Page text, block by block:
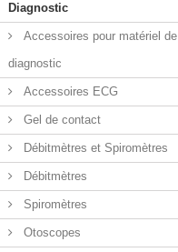
Diagnostic
Accessoires pour matériel de
diagnostic
Accessoires ECG
Gel de contact
Débitmètres et Spiromètres
Débitmètres
Spiromètres
Otoscopes